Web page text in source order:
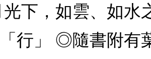
下，如雲、如水
行」 ◎隨書附有